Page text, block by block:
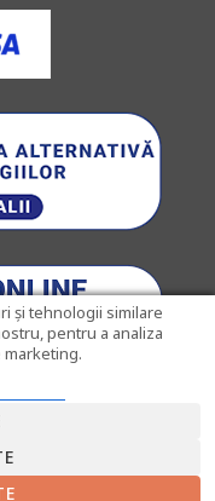
și tehnologii similare
pentru a analiza